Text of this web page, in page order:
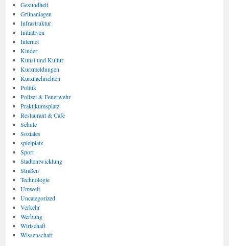
Gesundheit
Grünanlagen
Infrastruktur
Initiativen
Internet
Kinder
Kunst und Kultur
Kurzmeldungen
Kurznachrichten
Politik
Polizei & Feuerwehr
Praktikumsplatz
Restaurant & Cafe
Schule
Soziales
spielplatz
Sport
Stadtentwicklung
Straßen
Technologie
Umwelt
Uncategorized
Verkehr
Werbung
Wirtschaft
Wissenschaft